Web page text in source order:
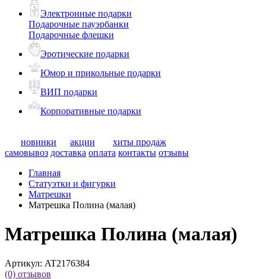
Электронные подарки
Подарочные пауэрбанки
Подарочные флешки
Эротические подарки
Юмор и прикольные подарки
ВИП подарки
Корпоративные подарки
новинки акции
хиты продаж
самовывоз доставка оплата контакты отзывы
Главная
Статуэтки и фигурки
Матрешки
Матрешка Полина (малая)
Матрешка Полина (малая)
Артикул: AT2176384
(0) отзывов